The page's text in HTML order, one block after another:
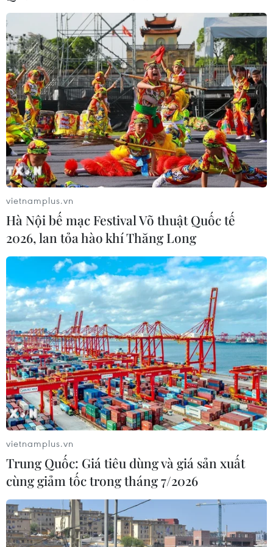
phóng ít nhất 1 tên lửa đạn đạo tầm
ngắn
06/08/2026 09:41
Quân đội Hàn Quốc thông báo Triều
Tiên phóng vật thể chưa xác định
06/08/2026 08:31
Xem thêm
CƠ QUAN CHỦ QUẢN: THÔNG TẤN XÃ VIỆT NAM
Tổng Biên tập: TRẦN TIẾN DUẨN
Phó Tổng Biên tập: NGUYỄN THỊ TÁM, KHÚC THANH
THỦY
Sở hữu trí tuệ
Quy định sử dụng
RSS
Hỗ trợ
Ngôn ngữ
TTXVN
Dịch vụ tin
Quảng cáo
Liên hệ
Giấy phép số: 1374/GP-BTTTT do Bộ Thông tin và Truyền thông
cấp ngày 11/9/2008.
Quảng cáo: Phó TBT Nguyễn Thị Tám: 093.5958688, Email:
vietnamplus.vn
Hà Nội bế mạc Festival Võ thuật Quốc tế
2026, lan tỏa hào khí Thăng Long
vietnamplus.vn
Trung Quốc: Giá tiêu dùng và giá sản xuất
cùng giảm tốc trong tháng 7/2026